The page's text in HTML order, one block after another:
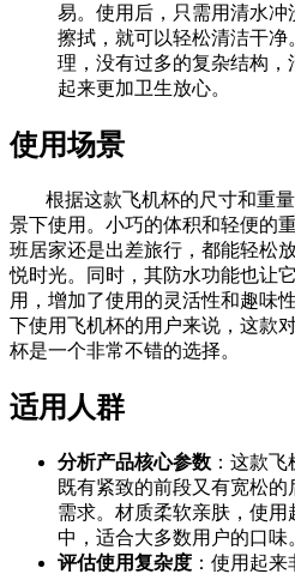
易。使用后，只需用清水
擦拭，就可以轻松清洁干
理，没有过多的复杂结构，
起来更加卫生放心。
使用场景
根据这款飞机杯的尺寸和重
景下使用。小巧的体积和轻便的
班居家还是出差旅行，都能轻松
悦时光。同时，其防水功能也让
用，增加了使用的灵活性和趣味
下使用飞机杯的用户来说，这款
杯是一个非常不错的选择。
适用人群
分析产品核心参数 ：这款
既有紧致的前段又有宽松
需求。材质柔软亲肤，使
中，适合大多数用户的口味
评估使用复杂度 ：使用起